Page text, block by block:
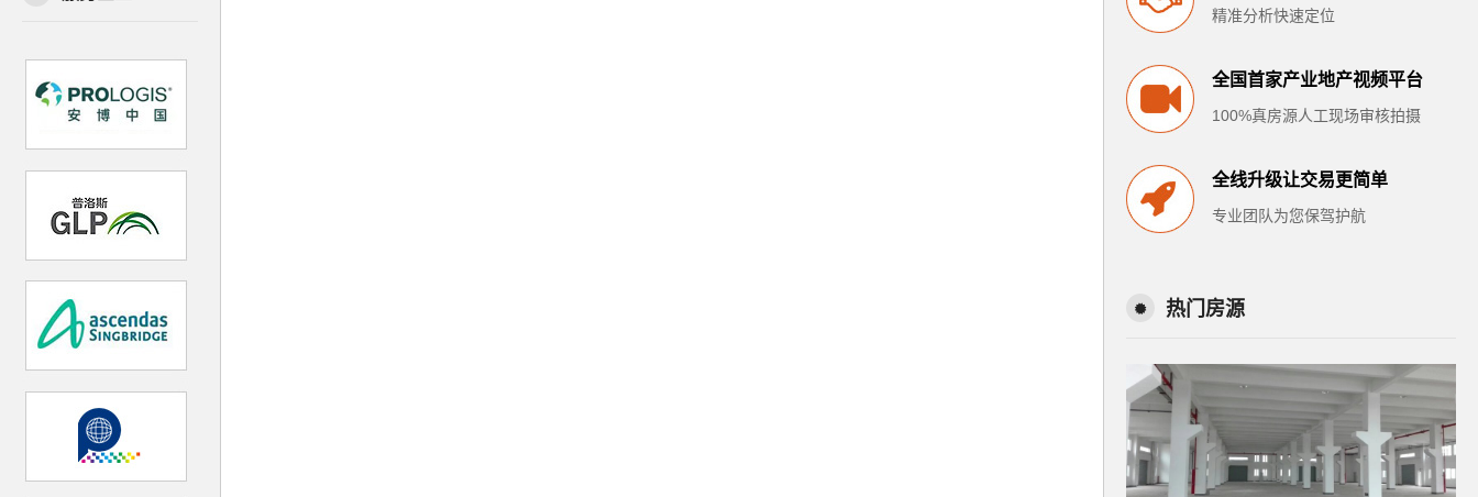
精准分析快速定位
全国首家产业地产视频平台
100%真房源人工现场审核拍摄
全线升级让交易更简单
专业团队为您保驾护航
热门房源